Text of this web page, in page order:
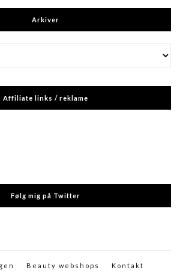
Arkiver
Affiliate links / reklame
Følg mig på Twitter
Beauty webshops Kontakt